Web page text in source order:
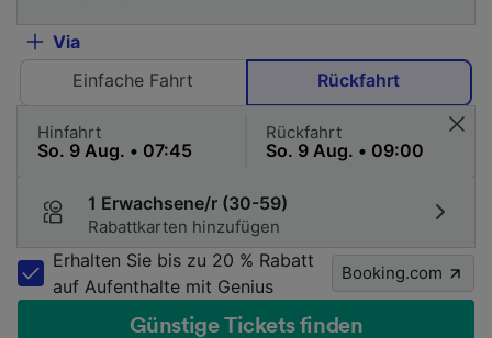
Via
Einfache Fahrt
Rückfahrt
Hinfahrt Rückfahrt
1 Erwachsene/r (30-59)
Rabattkarten hinzufügen
Erhalten Sie bis zu 20 % Rabatt
auf Aufenthalte mit Genius
Booking.com
Günstige Tickets finden